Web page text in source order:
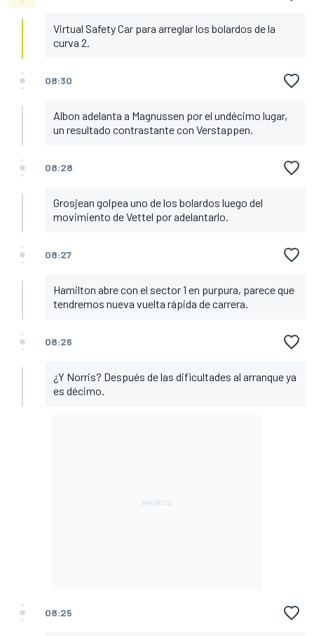
Virtual Safety Car para arreglar los bolardos de la
curva 2.
08:30
Albon adelanta a Magnussen por el undécimo lugar,
un resultado contrastante con Verstappen.
08:28
Grosjean golpea uno de los bolardos luego del
movimiento de Vettel por adelantarlo.
08:27
Hamilton abre con el sector 1 en purpura, parece que
tendremos nueva vuelta rápida de carrera.
08:26
¿Y Norris? Después de las dificultades al arranque ya
es décimo.
08:25